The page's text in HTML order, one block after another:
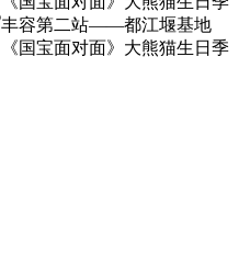
丰容第二站——都江堰基地
《国宝面对面》大熊猫生日季